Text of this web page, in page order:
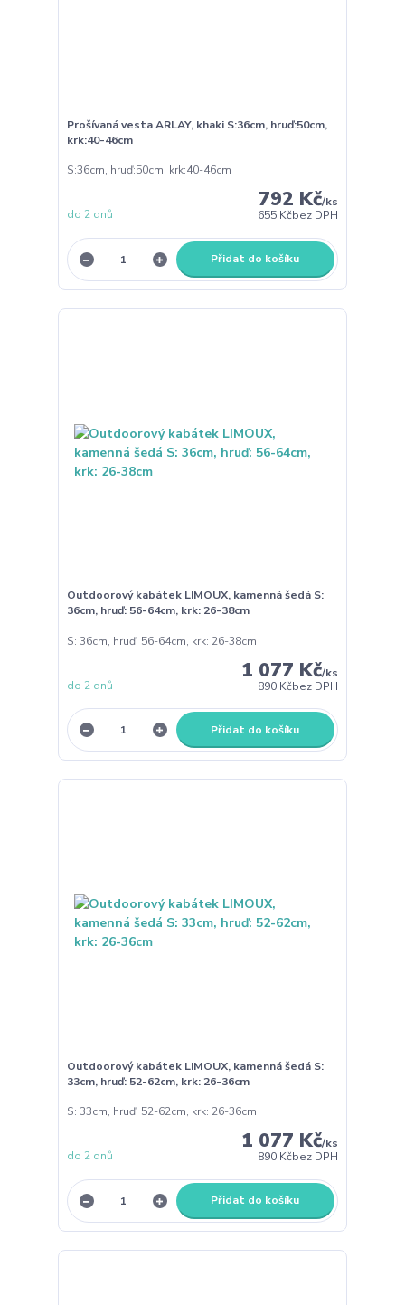
Prošívaná vesta ARLAY, khaki S:36cm, hruď:50cm,
krk:40-46cm
S:36cm, hruď:50cm, krk:40-46cm
792 Kč/ks
655 Kčbez DPH
do 2 dnů
Přidat do košíku
Outdoorový kabátek LIMOUX, kamenná šedá S:
36cm, hruď: 56-64cm, krk: 26-38cm
S: 36cm, hruď: 56-64cm, krk: 26-38cm
1 077 Kč/ks
890 Kčbez DPH
do 2 dnů
Přidat do košíku
Outdoorový kabátek LIMOUX, kamenná šedá S:
33cm, hruď: 52-62cm, krk: 26-36cm
S: 33cm, hruď: 52-62cm, krk: 26-36cm
1 077 Kč/ks
890 Kčbez DPH
do 2 dnů
Přidat do košíku